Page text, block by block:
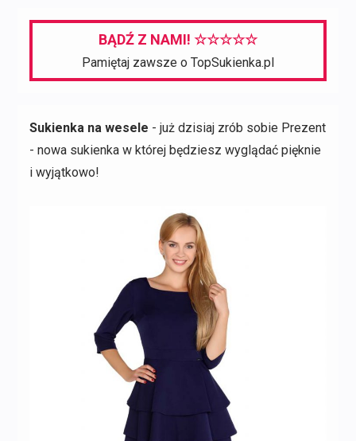
BĄDŹ Z NAMI! ☆☆☆☆☆
Pamiętaj zawsze o TopSukienka.pl
Sukienka na wesele - już dzisiaj zrób sobie Prezent
- nowa sukienka w której będziesz wyglądać pięknie
i wyjątkowo!